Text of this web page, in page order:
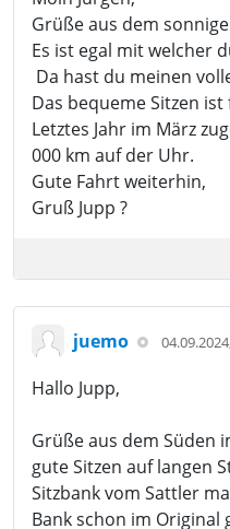
Grüße aus dem
Es ist egal mit welcher
Da hast du meinen
Das bequeme Sitzen
Letztes Jahr im März
000 km auf der Uhr.
Gute Fahrt weiterhin,
Gruß Jupp ?
juemo
Hallo Jupp,
Grüße aus dem Süden
gute Sitzen auf langen
Sitzbank vom Sattler
Bank schon im Original